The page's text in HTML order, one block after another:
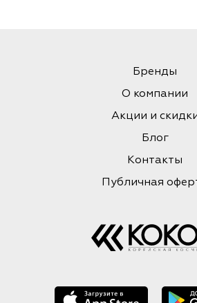
Бренды
О компании
Акции и
Блог
Контакты
Публичная